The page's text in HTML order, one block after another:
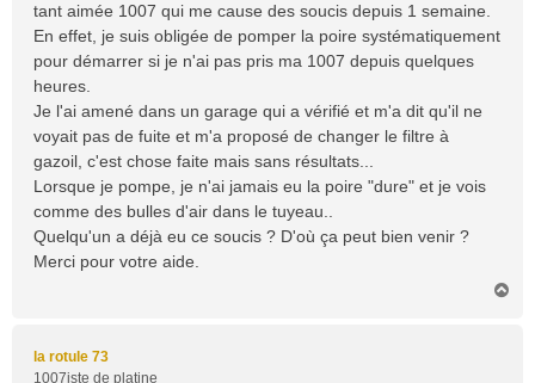
g
e
tant aimée 1007 qui me cause des soucis depuis 1 semaine.
En effet, je suis obligée de pomper la poire systématiquement
pour démarrer si je n'ai pas pris ma 1007 depuis quelques
heures.
Je l'ai amené dans un garage qui a vérifié et m'a dit qu'il ne
voyait pas de fuite et m'a proposé de changer le filtre à
gazoil, c'est chose faite mais sans résultats...
Lorsque je pompe, je n'ai jamais eu la poire "dure" et je vois
comme des bulles d'air dans le tuyeau..
Quelqu'un a déjà eu ce soucis ? D'où ça peut bien venir ?
Merci pour votre aide.
la rotule 73
1007iste de platine